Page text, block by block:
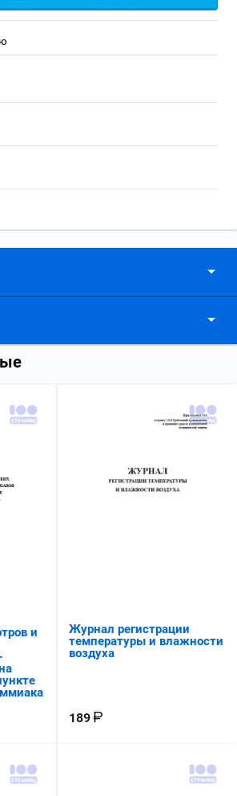
и
Журнал регистрации
температуры и влажности
воздуха
189